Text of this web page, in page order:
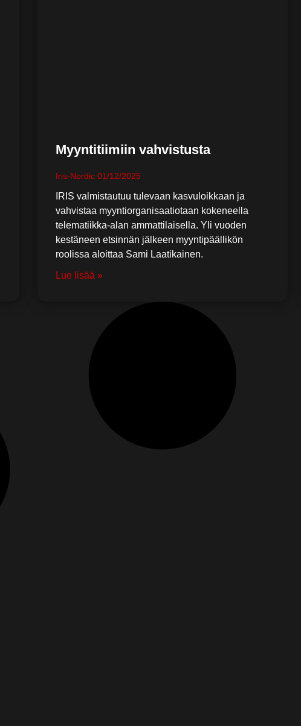
Myyntitiimiin vahvistusta
Iris-Nordic 01/12/2025
IRIS valmistautuu tulevaan kasvuloikkaan ja
vahvistaa myyntiorganisaatiotaan kokeneella
telematiikka-alan ammattilaisella. Yli vuoden
kestäneen etsinnän jälkeen myyntipäällikön
roolissa aloittaa Sami Laatikainen.
Lue lisää »